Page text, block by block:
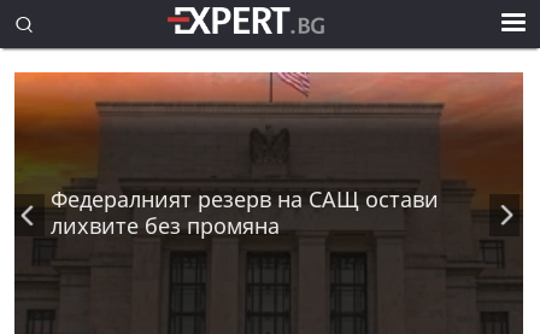
Федералният резерв на САЩ остави
лихвите без промяна